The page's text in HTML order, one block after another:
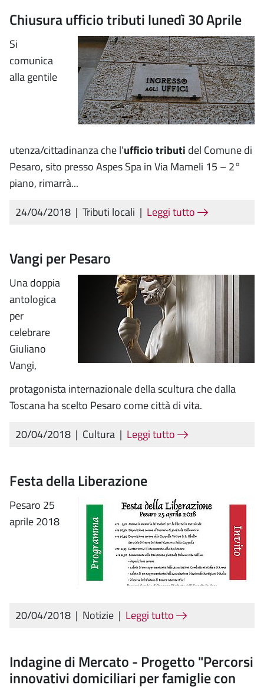
Chiusura ufficio tributi lunedì 30 Aprile
Si
comunica
alla gentile
utenza/cittadinanza che l’ufficio tributi del Comune di
Pesaro, sito presso Aspes Spa in Via Mameli 15 – 2°
piano, rimarrà...
24/04/2018 | Tributi locali | Leggi tutto
Vangi per Pesaro
Una doppia
antologica
per
celebrare
Giuliano
Vangi,
protagonista internazionale della scultura che dalla
Toscana ha scelto Pesaro come città di vita.
20/04/2018 | Cultura | Leggi tutto
Festa della Liberazione
Pesaro 25
aprile 2018
20/04/2018 | Notizie | Leggi tutto
Indagine di Mercato - Progetto "Percorsi
innovativi domiciliari per famiglie con